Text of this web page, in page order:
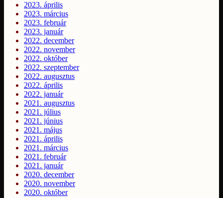
2023. április
2023. március
2023. február
2023. január
2022. december
2022. november
2022. október
2022. szeptember
2022. augusztus
2022. április
2022. január
2021. augusztus
2021. július
2021. június
2021. május
2021. április
2021. március
2021. február
2021. január
2020. december
2020. november
2020. október